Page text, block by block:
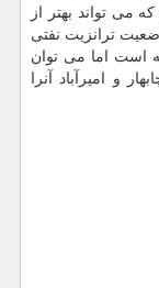
می تواند بهتر از
ترانزیت نفتی
است اما می توان
و امیرآباد آنرا